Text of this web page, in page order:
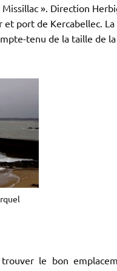
». Direction
port de Kercabellec.
tenu de la taille de
le bon